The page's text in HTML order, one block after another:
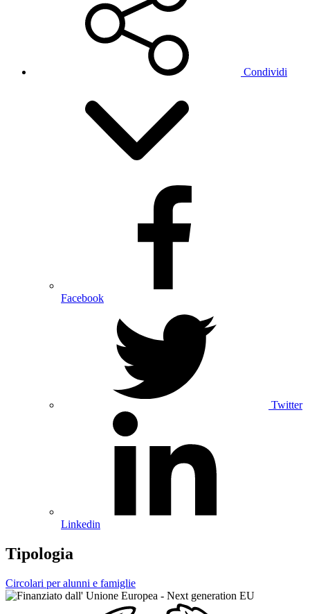
Condividi
Facebook
Twitter
Linkedin
Tipologia
Circolari per alunni e famiglie